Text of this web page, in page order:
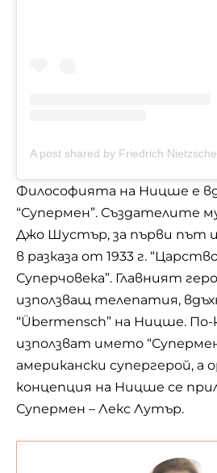
Философията на Ницше е
“Супермен”. Създателите
Джо Шустър, за първи път
в разказа от 1933 г.
Суперчовека”. Главният
използващ телепатия,
“Übermensch” на Ницше.
използват името
американски супергерой, а
концепция на Ницше се
Супермен – Лекс Лутър.